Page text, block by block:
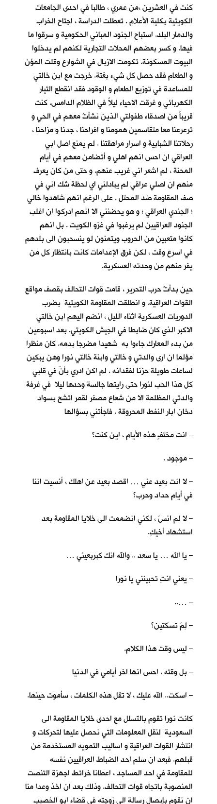
كنت في العشرين ،من عمري ، طالبا في احدى الجامعات
الكويتية بكلية الأعلام . تعطلت الدراسة ، اجتاح الخراب
والدمار البلد. استباح الجنود المباني الحكومية و سرقوا ما
فيها. و كسر بعضهم المحلات التجارية لكنهم لم يدخلوا
البيوت المسكونة. تكومت الازبال في الشوارع وقلت المؤن
و الطعام فقد حصل كل شيء بغتة. خرجت مع ابن خالتي
للمساعدة في توزيع الطعام و الوقود فقد انقطع التيار
الكهربائي و غرقت الاحياء ليلاً في الظلام الدامس. كنت
قريباً من اصدقاء طفولتي الذين نشأتُ معهم في الحي و
ترعرعنا معا متقاسمين همومنا و افراحنا ، جدنا و مزاحنا ،
رحلاتنا الشبابية و اسرار مراهقتنا . لم يمنع اصل ابي
العراقي ان احس انهم اهلي و أتضامن معهم في أيام
المحنة ، لم اشعر اني غريب عنهم. و حتى من كان يعرف
منهم ان اصلي عراقي لم يبادلني اي لحظة شك اني في
صف المقاومة ضد المحتل . على الرغم انهم شاهدوا خالي
؛ الجندي العراقي ؛ و هو يحضنني الا انهم ادركوا ان اغلب
الجنود العراقيين لم يرغبوا في غزو الكويت . بل انهم
كانوا متعبين من الحروب ويتمنون لو ينسحبون الى بلدهم
في اسرع وقت ، لكن فرق الإعدامات كانت بانتظار كل من
يفر منهم من وحدته العسكرية.
حين بدأتْ حرب التحرير ، قامت قوات التحالف بقصف مواقع
القوات العراقية. و انطلقت المقاومة الكويتية بضرب
الدوريات العسكرية اثناء الليل ، انضم اليهم ابن خالتي
الاكبر الذي كان ضابطا في الجيش الكويتي. بعد اسبوعين
من بدء المعارك جاءوا به شهيدا مضرجا بدمه. كان منظرا
مؤلما ان ارى والدتي و خالتي وابنة خالتي نورا وهن يبكين
لساعات طويلة حزنا لفقدانه . لم اكن ادري بأنّ في قلبي
كل هذا الحب لنورا حتى رايتها جالسة وحدها ليلا في غرفة
والدتي المظلمة الا من شعاع مصفر لقمر اتشح بسواد
دخان ابار النفط المحروقة . فاجأتني بسؤالها
– انت مختفٍ هذه الأيام ، اين كنت؟
– موجود .
– لا انت بعيد عني … اقصد بعيد عن اهلك ، أنسيت اننا
في أيام حداد وحرب؟
– لا لم انسَ ، لكني انضممت الى خلايا المقاومة بعد
استشهاد أخيكِ.
– يا الله … يا سعد .. والله انك كبربعيني …
– يعني انتِ تحبينني يا نورا
– …..
– لِمَ تسكتين؟
– ليس وقت هذا الكلام.
– بل وقته ، احس انها اخر أيامي في الدنيا
– اسكت.. الله عليك ، لا تقل هذه الكلمات ، سأموت حينها.
كانت نورا تقوم بالتَسلل مع احدى خلايا المقاومة الى
السعودية لنقل المعلومات التي نحصل عليها لتحركات و
انتشار القوات العراقية و اساليب التمويه المستخدمة من
قبلهم. فبعد ان سلم احد الضباط العراقيين نفسه
للمقاومة في احد المساجد ، اعطانا خرائط اجهزة التنصت
المنصوبة باتجاه قوات التحالف. وذلك بعد ان اخذ وعدا منا
ان نقوم بإيصال رسالة الى زوجته في قضاء ابو الخصيب